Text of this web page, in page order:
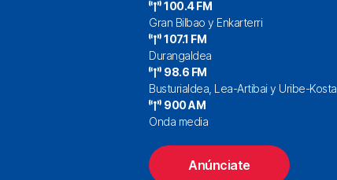
100.4 FM
Gran Bilbao y Enkarterri
107.1 FM
Durangaldea
98.6 FM
Busturialdea, Lea-Artibai y Uribe-Kosta
900 AM
Onda media
Anúnciate